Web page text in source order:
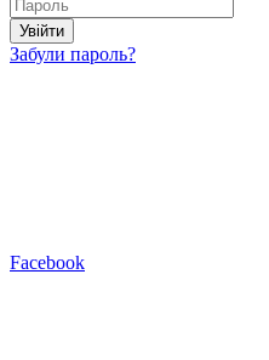
Увійти
Забули пароль?
Facebook